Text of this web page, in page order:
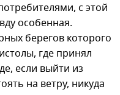
с этой
особенная.
берегов которого
где принял
если выйти из
на ветру, никуда